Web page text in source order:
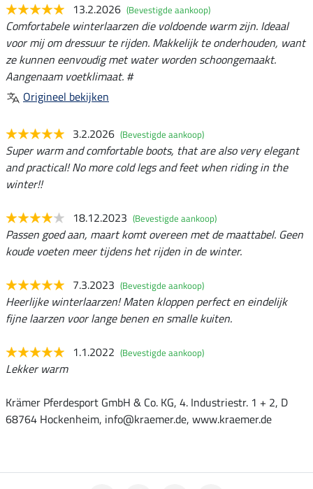
13.2.2026 (Bevestigde aankoop)
Comfortabele winterlaarzen die voldoende warm zijn. Ideaal
voor mij om dressuur te rijden. Makkelijk te onderhouden, want
ze kunnen eenvoudig met water worden schoongemaakt.
Aangenaam voetklimaat. #
Origineel bekijken
3.2.2026 (Bevestigde aankoop)
Super warm and comfortable boots, that are also very elegant
and practical! No more cold legs and feet when riding in the
winter!!
18.12.2023 (Bevestigde aankoop)
Passen goed aan, maart komt overeen met de maattabel. Geen
koude voeten meer tijdens het rijden in de winter.
7.3.2023 (Bevestigde aankoop)
Heerlijke winterlaarzen! Maten kloppen perfect en eindelijk
fijne laarzen voor lange benen en smalle kuiten.
1.1.2022 (Bevestigde aankoop)
Lekker warm
Krämer Pferdesport GmbH & Co. KG, 4. Industriestr. 1 + 2, D
68764 Hockenheim, info@kraemer.de, www.kraemer.de